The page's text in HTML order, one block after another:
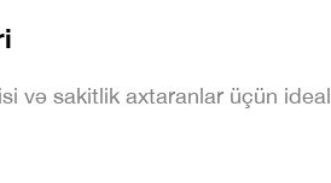
və sakitlik axtaranlar üçün ideal